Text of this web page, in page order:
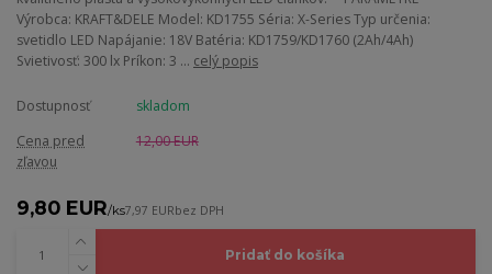
Výrobca: KRAFT&DELE Model: KD1755 Séria: X-Series Typ určenia:
svetidlo LED Napájanie: 18V Batéria: KD1759/KD1760 (2Ah/4Ah)
Svietivosť: 300 lx Príkon: 3 ... celý popis
Dostupnosť
skladom
Cena pred
zľavou
12,00 EUR
9,80 EUR/ks7,97 EURbez DPH
Pridať do košíka